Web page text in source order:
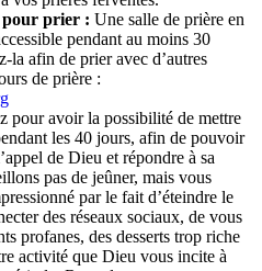
pour prier : Une salle de prière en
pendant au moins 30
la afin de prier avec d’autres
de prière :
pour avoir la possibilité de mettre
les 40 jours, afin de pouvoir
de Dieu et répondre à sa
pas de jeûner, mais vous
par le fait d’éteindre le
des réseaux sociaux, de vous
profanes, des desserts trop riche
activité que Dieu vous incite à